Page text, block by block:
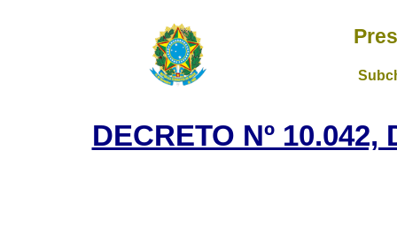
DECRETO Nº 10.042,